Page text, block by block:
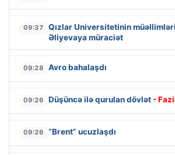
09:37
Qızlar Universitetinin
Əliyevaya müraciət
09:28 Avro bahalaşdı
09:26 Düşüncə ilə qurulan dövlət -
09:26 “Brent” ucuzlaşdı